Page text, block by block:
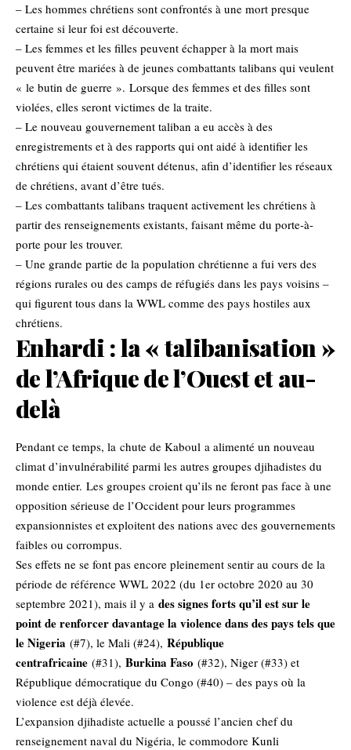
– Les hommes chrétiens sont confrontés à une mort presque
certaine si leur foi est découverte.
– Les femmes et les filles peuvent échapper à la mort mais
peuvent être mariées à de jeunes combattants talibans qui veulent
« le butin de guerre ». Lorsque des femmes et des filles sont
violées, elles seront victimes de la traite.
– Le nouveau gouvernement taliban a eu accès à des
enregistrements et à des rapports qui ont aidé à identifier les
chrétiens qui étaient souvent détenus, afin d’identifier les réseaux
de chrétiens, avant d’être tués.
– Les combattants talibans traquent activement les chrétiens à
partir des renseignements existants, faisant même du porte-à-
porte pour les trouver.
– Une grande partie de la population chrétienne a fui vers des
régions rurales ou des camps de réfugiés dans les pays voisins –
qui figurent tous dans la WWL comme des pays hostiles aux
chrétiens.
Enhardi : la « talibanisation »
de l’Afrique de l’Ouest et au-
delà
Pendant ce temps, la chute de Kaboul a alimenté un nouveau
climat d’invulnérabilité parmi les autres groupes djihadistes du
monde entier. Les groupes croient qu’ils ne feront pas face à une
opposition sérieuse de l’Occident pour leurs programmes
expansionnistes et exploitent des nations avec des gouvernements
faibles ou corrompus.
Ses effets ne se font pas encore pleinement sentir au cours de la
période de référence WWL 2022 (du 1er octobre 2020 au 30
septembre 2021), mais il y a des signes forts qu’il est sur le
point de renforcer davantage la violence dans des pays tels que
le Nigeria (#7), le Mali (#24), République
centrafricaine (#31), Burkina Faso (#32), Niger (#33) et
République démocratique du Congo (#40) – des pays où la
violence est déjà élevée.
L’expansion djihadiste actuelle a poussé l’ancien chef du
renseignement naval du Nigéria, le commodore Kunli